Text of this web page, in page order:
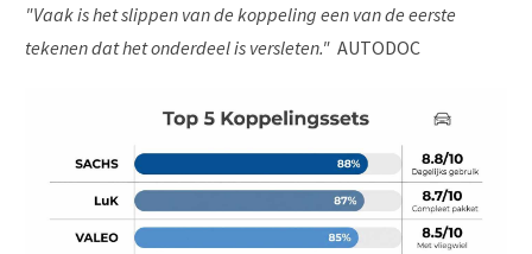
"Vaak is het slippen van de koppeling een van de eerste
tekenen dat het onderdeel is versleten." AUTODOC